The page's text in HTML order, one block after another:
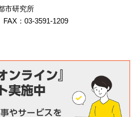
市研究所
：03-3591-1209